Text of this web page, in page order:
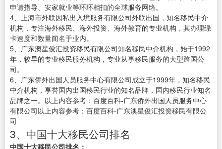
申请指导、安家就业等环环相扣的全球服务网络。
4、上海市外联因私出入境服务有限公司外联出国，知名移民中介
机构，专注海外移民、海外投资、海外教育的专业机构，其办理绿
卡速度和数量闻名于业内。
5、广东澳星俊汇投资移民有限公司知名移民中介机构，始于1992
年，较早的专业移民服务机构，专业从事移民服务的大型跨国公
司。
6、广东侨外出国人员服务中心有限公司成立于1999年，知名移民
中介机构，享誉国内出国移民行业的知名品牌，国内移民行业知名
品牌之一。以上内容参考：百度百科-广东侨外出国人员服务中心
有限公司以上内容参考：百度百科-广东澳星俊汇投资移民有限公
司
3、中国十大移民公司排名
中国十大移民公司排名：